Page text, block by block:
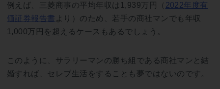
例えば、三菱商事の平均年収は1,939万円（ 2022年度有
価証券報告書 より）のため、若手の商社マンでも年収
1,000万円を超えるケースもあるでしょう。
このように、サラリーマンの勝ち組である商社マンと結
婚すれば、セレブ生活をすることも夢ではないのです。